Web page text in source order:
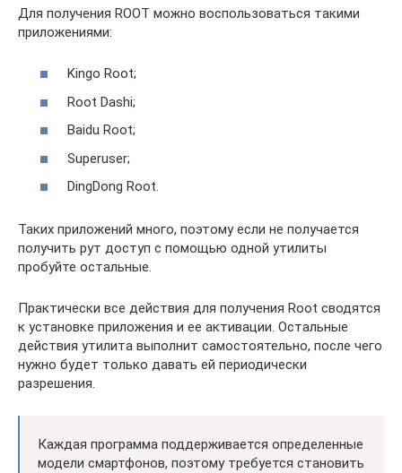
Для получения ROOT можно воспользоваться такими
приложениями:
Kingo Root;
Root Dashi;
Baidu Root;
Superuser;
DingDong Root.
Таких приложений много, поэтому если не получается
получить рут доступ с помощью одной утилиты
пробуйте остальные.
Практически все действия для получения Root сводятся
к установке приложения и ее активации. Остальные
действия утилита выполнит самостоятельно, после чего
нужно будет только давать ей периодически
разрешения.
Каждая программа поддерживается определенные
модели смартфонов, поэтому требуется становить